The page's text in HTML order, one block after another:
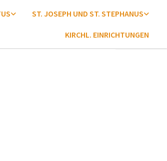
ST. JOSEPH UND ST. STEPHANUS
KIRCHL. EINRICHTUNGEN